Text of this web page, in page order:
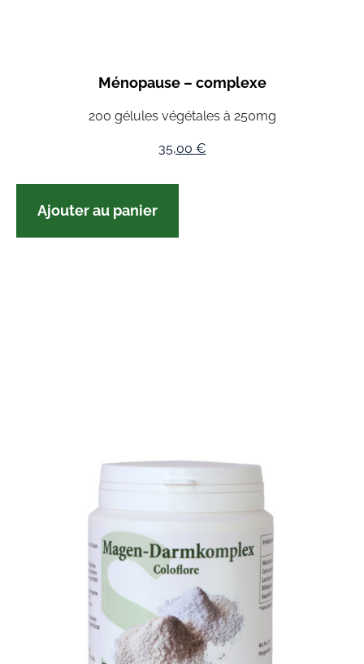
Ménopause – complexe
200 gélules végétales à 250mg
35,00 €
Ajouter au panier